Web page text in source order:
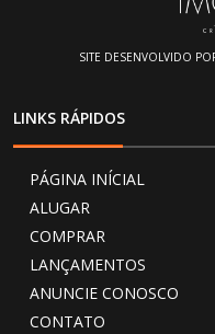
SITE DESENVOLVIDO
LINKS RÁPIDOS
PÁGINA INÍCIAL
ALUGAR
COMPRAR
LANÇAMENTOS
ANUNCIE CONOSCO
CONTATO